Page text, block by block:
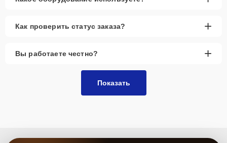
Как проверить статус заказа? +
Вы работаете честно? +
Показать